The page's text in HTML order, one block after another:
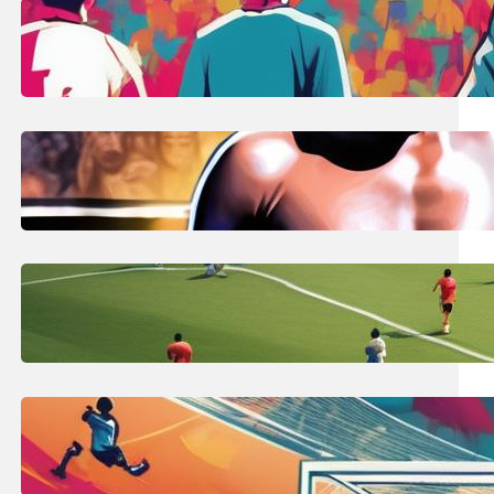
9 lipca, 2025
Ile zmian w meczu piłkarskim?
Liczba i zasady na Euro 2024!
8 lipca, 2025
Cody Rhodes: Szczegóły zwrotu
The American Nightmare do WWE
Raw!
Co to jest spalony w piłce nożnej?
Definicja spalonego!
7 lipca, 2025
Wymiary bramki piłkarskiej:
profesjonalny rozmiar do piłki
nożnej